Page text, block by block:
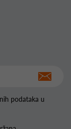
podataka u